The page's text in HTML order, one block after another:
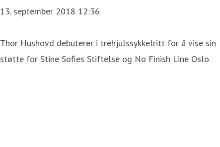
13. september 2018 12:36
​Thor Hushovd debuterer i trehjulssykkelritt for å vise sin
støtte for Stine Sofies Stiftelse og No Finish Line Oslo.